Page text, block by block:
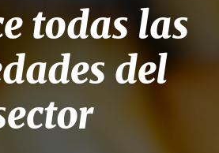
todas las
del